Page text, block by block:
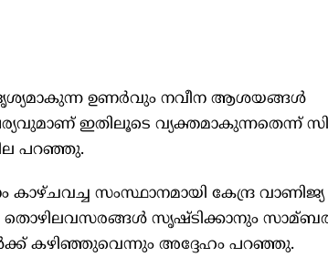
ഉണർവും നവീന ആശയങ്ങള്‍
ഇതിലൂടെ
പറഞ്ഞു.
കാഴ്‌ചവച്ച സംസ്ഥാനമായി കേന്ദ്ര
സൃഷ്‌ടിക്കാനും
കഴിഞ്ഞുവെന്നും അദ്ദേഹം പറഞ്ഞു.